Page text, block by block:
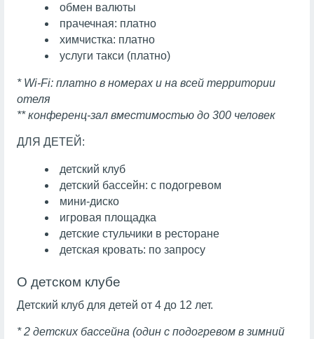
обмен валюты
прачечная: платно
химчистка: платно
услуги такси (платно)
* Wi-Fi: платно в номерах и на всей территории
отеля
** конференц-зал вместимостью до 300 человек
ДЛЯ ДЕТЕЙ:
детский клуб
детский бассейн: с подогревом
мини-диско
игровая площадка
детские стульчики в ресторане
детская кровать: по запросу
О детском клубе
Детский клуб для детей от 4 до 12 лет.
* 2 детских бассейна (один с подогревом в зимний